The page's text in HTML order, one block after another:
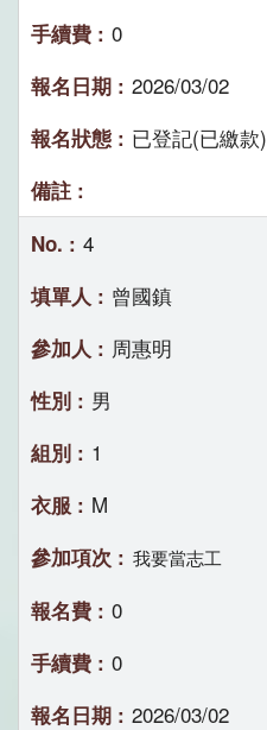
0
2026/03/02
已登記(已繳款)
4
曾國鎮
周惠明
男
1
M
我要當志工
0
0
2026/03/02